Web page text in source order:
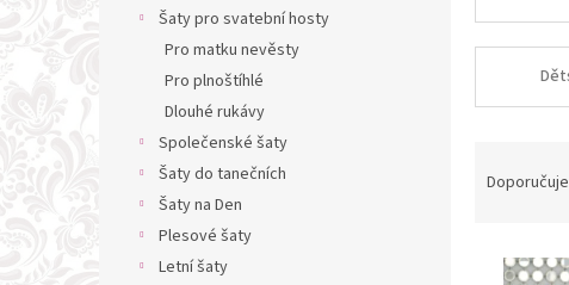
Šaty pro svatební hosty
Pro matku nevěsty
Pro plnoštíhlé
Dlouhé rukávy
Společenské šaty
Šaty do tanečních
Šaty na Den
Plesové šaty
Letní šaty